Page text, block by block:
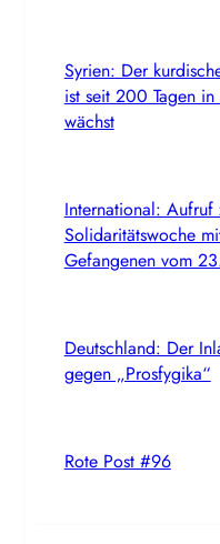
Syrien: Der
ist seit 200 Tagen
wächst
International: Aufruf
Solidaritätswoche
Gefangenen vom
Deutschland: Der
gegen „Prosfygika“
Rote Post #96